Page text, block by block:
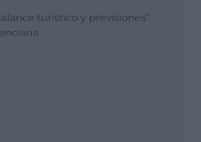
turístico y previsiones”